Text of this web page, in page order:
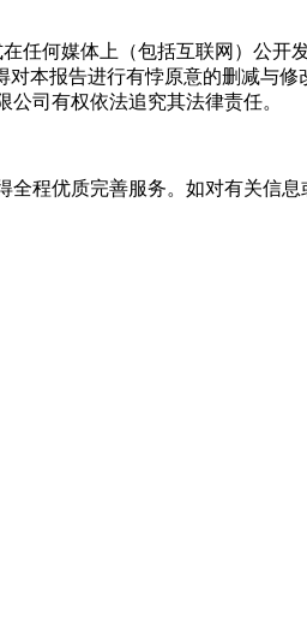
任何媒体上（包括互联网）公
本报告进行有悖原意的删减与
司有权依法追究其法律责任。
程优质完善服务。如对有关信